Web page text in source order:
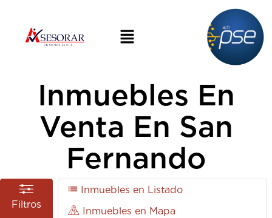
Inmuebles En
Venta En San
Fernando
Filtros
Inmuebles en Listado
Inmuebles en Mapa